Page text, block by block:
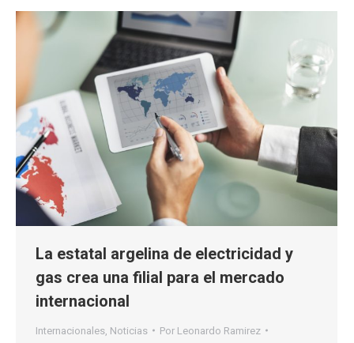
La estatal argelina de electricidad y
gas crea una filial para el mercado
internacional
Internacionales Noticias Por Leonardo Ramirez